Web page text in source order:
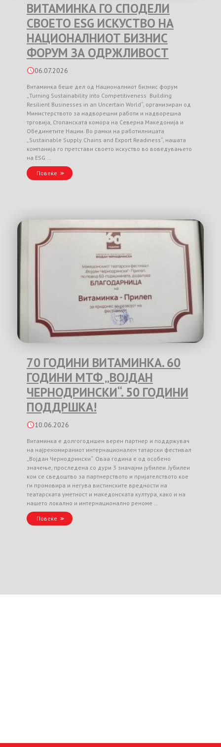
ВИТАМИНКА ГО СПОДЕЛИ
СВОЕТО ESG ИСКУСТВО НА
НАЦИОНАЛНИОТ БИЗНИС
ФОРУМ ЗА ОДРЖЛИВОСТ
06.07.2026
Витаминка беше дел од Националниот бизнис форум
„Turning Sustainability into Competitiveness: Building
Resilient Businesses in an Uncertain World“, организиран од
Министерството за надворешни работи и надворешна
трговија, Стопанската комора на Северна Македонија и
Обединетите Нации. Во рамки на работилницата
„Sustainable Supply Chains and Export Readiness“, нашата
компанија го претстави своето искуство во воведувањето
на ESG …
Повеќе
70 ГОДИНИ ВИТАМИНКА. 60
ГОДИНИ МТФ „ВОЈДАН
ЧЕРНОДРИНСКИ“. 50 ГОДИНИ
ПОДДРШКА!
10.06.2026
Витаминка е долгогодишен верен партнер и поддржувач
на најреномираниот интернационален татарски фестивал
„Војдан Чернодрински“. Оваа година е од особено
значење, проследена со дури 3 значајни јубилеи. Јубилеи
кои се сведоштво за партнерството и пријателството кое
ги промовира и негува вистинските вредности на
театарската уметност и македонската култура, како и на
нашето локално и интернационално реноме …
Повеќе